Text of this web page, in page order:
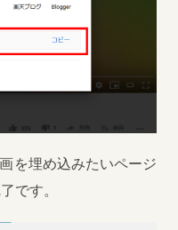
を埋め込みたいページ
です。